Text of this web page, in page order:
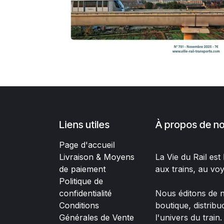
Liens utiles
Page d'accueil
Livraison & Moyens
de paiement
Politique de
confidentialité
Conditions
Générales de Vente
À propos de
La Vie du Rail
aux trains, au
Nous éditons de
boutique,
l'univers du train.